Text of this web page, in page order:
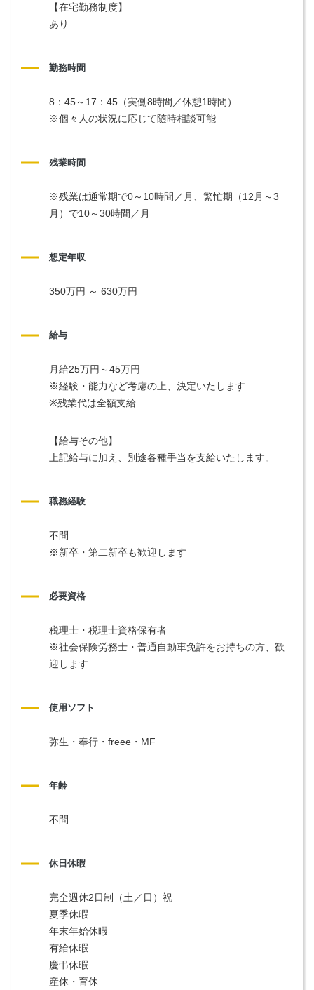
【在宅勤務制度】
あり
勤務時間
8：45～17：45（実働8時間／休憩1時間）
※個々人の状況に応じて随時相談可能
残業時間
※残業は通常期で0～10時間／月、繁忙期（12月～3
月）で10～30時間／月
想定年収
350万円 ～ 630万円
給与
月給25万円～45万円
※経験・能力など考慮の上、決定いたします
※残業代は全額支給
【給与その他】
上記給与に加え、別途各種手当を支給いたします。
職務経験
不問
※新卒・第二新卒も歓迎します
必要資格
税理士・税理士資格保有者
※社会保険労務士・普通自動車免許をお持ちの方、歓
迎します
使用ソフト
弥生・奉行・freee・MF
年齢
不問
休日休暇
完全週休2日制（土／日）祝
夏季休暇
年末年始休暇
有給休暇
慶弔休暇
産休・育休